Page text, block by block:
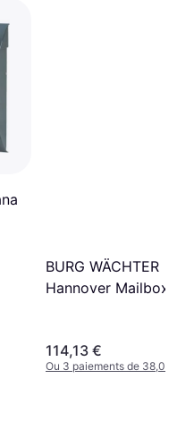
BURG WÄCHTER
Hannover Mailbox
114,13 €
Ou 3 paiements de 38,04 €